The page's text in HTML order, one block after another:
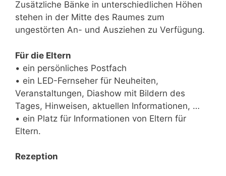
Zusätzliche Bänke in unterschiedlichen Höhen
stehen in der Mitte des Raumes zum
ungestörten An- und Ausziehen zu Verfügung.
Für die Eltern
• ein persönliches Postfach
• ein LED-Fernseher für Neuheiten,
Veranstaltungen, Diashow mit Bildern des
Tages, Hinweisen, aktuellen Informationen, …
• ein Platz für Informationen von Eltern für
Eltern.
Rezeption